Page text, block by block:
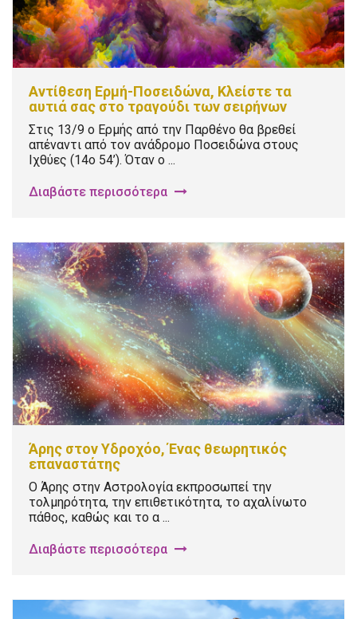
Αντίθεση Ερμή-Ποσειδώνα, Κλείστε τα
αυτιά σας στο τραγούδι των σειρήνων
Στις 13/9 ο Ερμής από την Παρθένο θα βρεθεί
απέναντι από τον ανάδρομο Ποσειδώνα στους
Ιχθύες (14ο 54’). Όταν ο ...
Διαβάστε περισσότερα
Άρης στον Υδροχόο, Ένας θεωρητικός
επαναστάτης
Ο Άρης στην Αστρολογία εκπροσωπεί την
τολμηρότητα, την επιθετικότητα, το αχαλίνωτο
πάθος, καθώς και το α ...
Διαβάστε περισσότερα